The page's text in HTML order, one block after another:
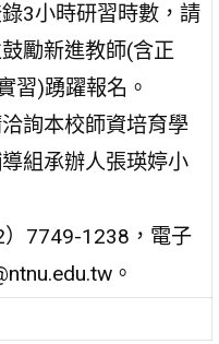
3小時研習時數，請
勵新進教師(含正
習)踴躍報名。
詢本校師資培育學
組承辦人張瑛婷小
7749-1238，電子
。